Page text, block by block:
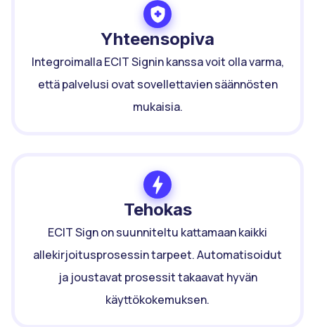
Yhteensopiva
Integroimalla ECIT Signin kanssa voit olla varma,
että palvelusi ovat sovellettavien säännösten
mukaisia.
Tehokas
ECIT Sign on suunniteltu kattamaan kaikki
allekirjoitusprosessin tarpeet. Automatisoidut
ja joustavat prosessit takaavat hyvän
käyttökokemuksen.